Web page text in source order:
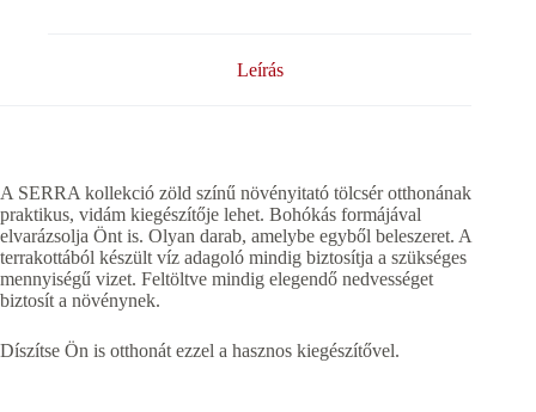
Leírás
A SERRA kollekció zöld színű növényitató tölcsér otthonának
praktikus, vidám kiegészítője lehet. Bohókás formájával
elvarázsolja Önt is. Olyan darab, amelybe egyből beleszeret. A
terrakottából készült víz adagoló mindig biztosítja a szükséges
mennyiségű vizet. Feltöltve mindig elegendő nedvességet
biztosít a növénynek.
Díszítse Ön is otthonát ezzel a hasznos kiegészítővel.